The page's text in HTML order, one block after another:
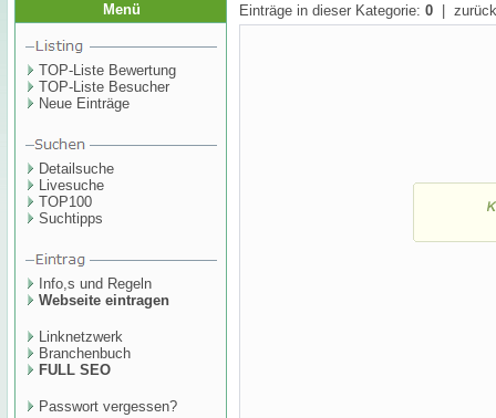
Menü
TOP-Liste Bewertung
TOP-Liste Besucher
Neue Einträge
Detailsuche
Livesuche
TOP100
Suchtipps
Info,s und Regeln
Webseite eintragen
Linknetzwerk
Branchenbuch
FULL SEO
Passwort vergessen?
Einträge in dieser Kategorie: 0 |